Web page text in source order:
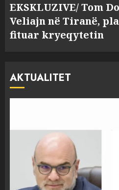
EKSKLUZIVE/ Tom
Veliajn në Tiranë,
fituar kryeqytetin
AKTUALITET